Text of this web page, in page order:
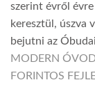
szerint évről
keresztül, úszva
bejutni az
MODERN
FORINTOS